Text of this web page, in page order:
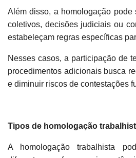
Além disso, a homologação pode
coletivos, decisões judiciais ou
estabeleçam regras específicas
Nesses casos, a participação de
procedimentos adicionais busca
e diminuir riscos de contestações
Tipos de homologação
A homologação trabalhista